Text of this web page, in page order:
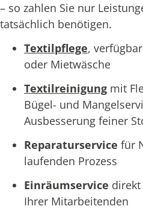
– so zahlen Sie nur
tatsächlich benötigen.
Textilpflege,
oder Mietwäsche
Textilreinigung mit
Bügel- und
Ausbesserung feiner
Reparaturservice für
laufenden Prozess
Einräumservice direkt
Ihrer Mitarbeitenden